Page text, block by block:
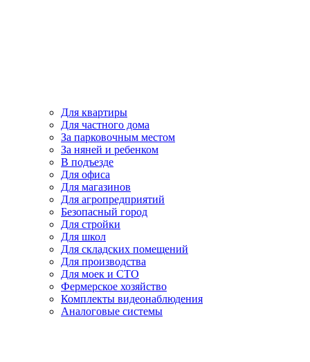
Для квартиры
Для частного дома
За парковочным местом
За няней и ребенком
В подъезде
Для офиса
Для магазинов
Для агропредприятий
Безопасный город
Для стройки
Для школ
Для складских помещений
Для производства
Для моек и СТО
Фермерское хозяйство
Комплекты видеонаблюдения
Аналоговые системы